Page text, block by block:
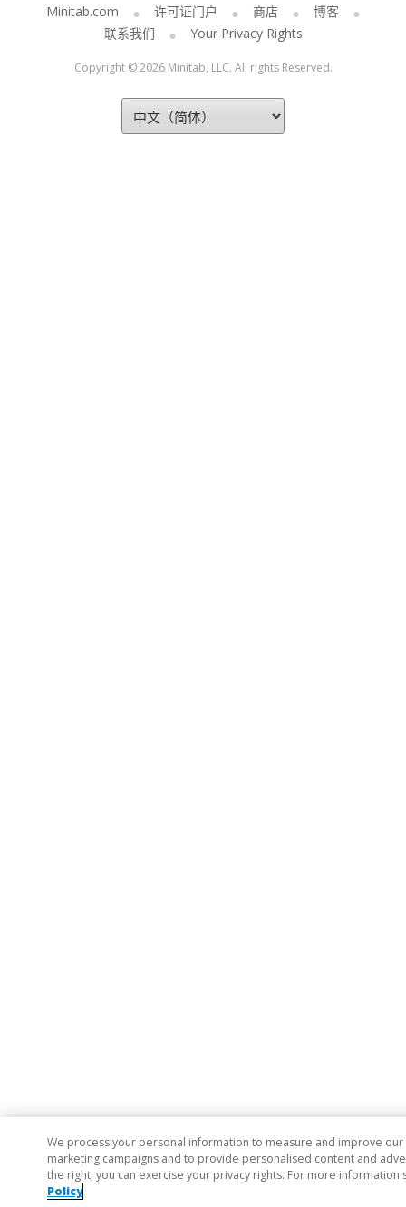
Minitab.com 许可证门户 商店
博客
联系我们
Your Privacy Rights
Copyright © 2026 Minitab, LLC. All rights Reserved.
We process your personal information to measure and improve our
marketing campaigns and to provide personalised content and
the right, you can exercise your privacy rights. For more information
Policy